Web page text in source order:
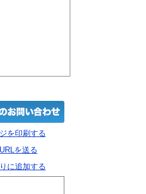
を印刷する
を送る
に追加する